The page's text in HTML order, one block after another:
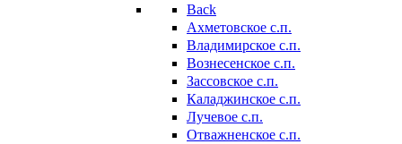
Back
Ахметовское с.п.
Владимирское с.п.
Вознесенское с.п.
Зассовское с.п.
Каладжинское с.п.
Лучевое с.п.
Отважненское с.п.